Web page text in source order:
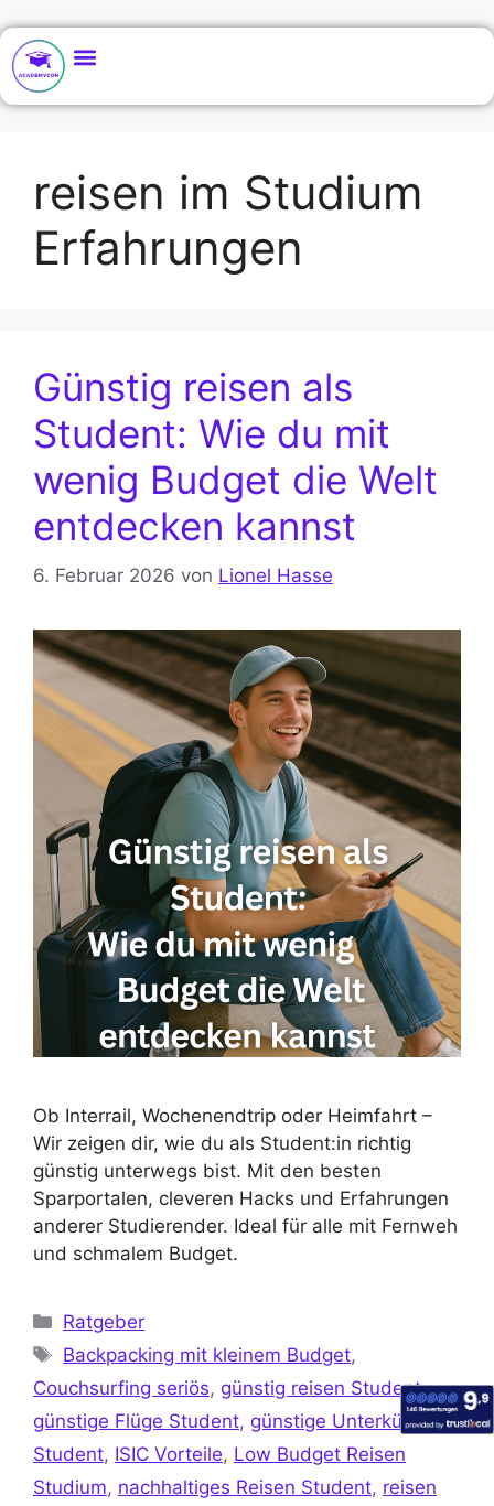
reisen im Studium
Erfahrungen
Günstig reisen als
Student: Wie du mit
wenig Budget die Welt
entdecken kannst
6. Februar 2026 von Lionel Hasse
Ob Interrail, Wochenendtrip oder Heimfahrt –
Wir zeigen dir, wie du als Student:in richtig
günstig unterwegs bist. Mit den besten
Sparportalen, cleveren Hacks und Erfahrungen
anderer Studierender. Ideal für alle mit Fernweh
und schmalem Budget.
Ratgeber
Backpacking mit kleinem Budget,
Couchsurfing seriös, günstig reisen Student,
günstige Flüge Student, günstige Unterkünfte
Student, ISIC Vorteile, Low Budget Reisen
Studium, nachhaltiges Reisen Student, reisen